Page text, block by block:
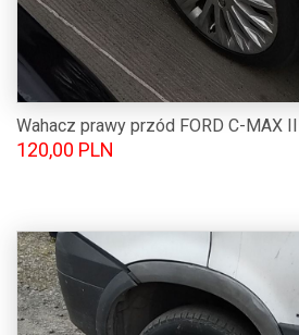
Wahacz prawy przód FORD C-MAX
120,00 PLN